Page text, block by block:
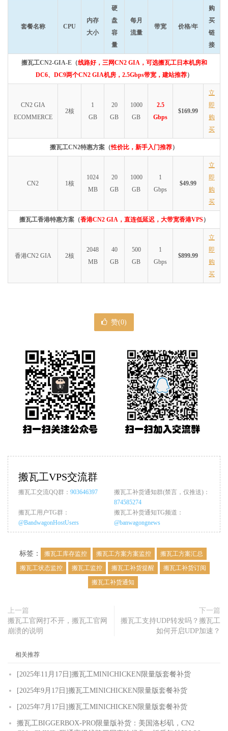
套餐名称 CPU
内存
大小
硬
盘
容
量
每月
流量
带宽 价格/年
购
买
链
接
搬瓦工CN2-GIA-E（线路好，三网CN2 GIA，可选搬瓦工日本机房和
DC6、DC9两个CN2 GIA机房，2.5Gbps带宽，建站推荐）
CN2 GIA
ECOMMERCE
2核
1
GB
20
GB
1000
GB
2.5
Gbps
$169.99
立
即
购
买
搬瓦工CN2特惠方案（性价比，新手入门推荐）
CN2 1核
1024
MB
20
GB
1000
GB
1
Gbps
$49.99
立
即
购
买
搬瓦工香港特惠方案（香港CN2 GIA，直连低延迟，大带宽香港VPS）
香港CN2 GIA 2核
2048
MB
40
GB
500
GB
1
Gbps
$899.99
立
即
购
买
赞(0)
搬瓦工VPS交流群
搬瓦工交流QQ群： 903646397
搬瓦工补货通知群(禁言，仅推送)：
874585274
搬瓦工用户TG群：
@BandwagonHostUsers
搬瓦工补货通知TG频道：
@banwagongnews
标签： 搬瓦工库存监控 搬瓦工方案方案监控
搬瓦工方案汇总
搬瓦工状态监控
搬瓦工监控 搬瓦工补货提醒
搬瓦工补货订阅
搬瓦工补货通知
上一篇
搬瓦工官网打不开，搬瓦工官网
崩溃的说明
下一篇
搬瓦工支持UDP转发吗？搬瓦工
如何开启UDP加速？
相关推荐
[2025年11月17日]搬瓦工MINICHICKEN限量版套餐补货
[2025年9月17日]搬瓦工MINICHICKEN限量版套餐补货
[2025年7月17日]搬瓦工MINICHICKEN限量版套餐补货
搬瓦工BIGGERBOX-PRO限量版补货：美国洛杉矶，CN2